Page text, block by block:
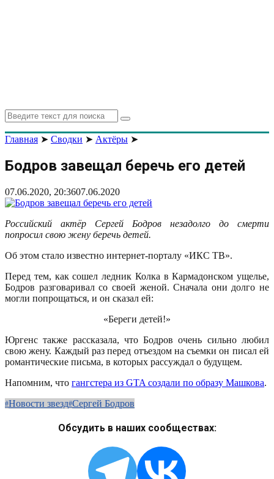
Search
for:
Search
Главная ➤ Сводки ➤ Актёры ➤
Бодров завещал беречь его детей
07.06.2020, 20:3607.06.2020
Российский актёр Сергей Бодров незадолго до смерти
попросил свою жену беречь детей.
Об этом стало известно интернет-порталу «ИКС ТВ».
Перед тем, как сошел ледник Колка в Кармадонском ущелье,
Бодров разговаривал со своей женой. Сначала они долго не
могли попрощаться, и он сказал ей:
«Береги детей!»
Юргенс также рассказала, что Бодров очень сильно любил
свою жену. Каждый раз перед отъездом на съемки он писал ей
романтические письма, в которых рассуждал о будущем.
Напомним, что гангстера из GTA создали по образу Машкова.
Новости звезд Сергей Бодров
Обсудить в наших сообществах: